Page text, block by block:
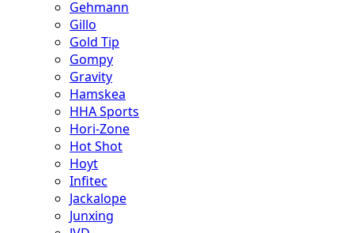
Gehmann
Gillo
Gold Tip
Gompy
Gravity
Hamskea
HHA Sports
Hori-Zone
Hot Shot
Hoyt
Infitec
Jackalope
Junxing